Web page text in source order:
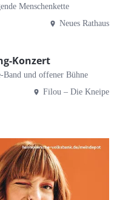
Menschenkette
Neues Rathaus
Konzert
und offener Bühne
Filou – Die Kneipe